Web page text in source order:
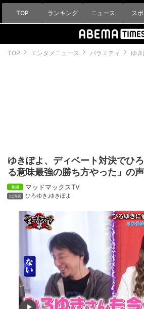
TOP ランキング ニュース ス
TOP エンタメニュース バラエティ ゆ
ゆきぽよ、ディベート対決でひ
る意味最強の勝ち方やった」の声
マッドマックスTV
ひろゆき ,ゆきぽよ